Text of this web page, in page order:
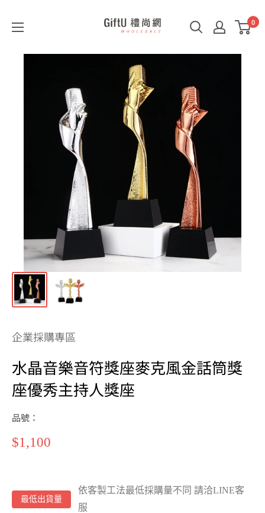
GiftU
尚
0
企業採購專區
水晶音樂音符獎座麥克風金話筒獎
座優秀主持人獎座
品號：
特
$1,100
最低出貨量
依客製工法最低採購量不同 請洽LINE客
服